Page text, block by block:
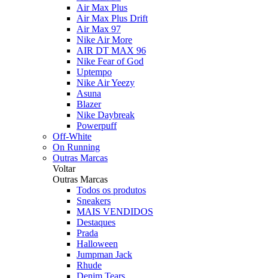
Air Max Plus
Air Max Plus Drift
Air Max 97
Nike Air More
AIR DT MAX 96
Nike Fear of God
Uptempo
Nike Air Yeezy
Asuna
Blazer
Nike Daybreak
Powerpuff
Off-White
On Running
Outras Marcas
Voltar
Outras Marcas
Todos os produtos
Sneakers
MAIS VENDIDOS
Destaques
Prada
Halloween
Jumpman Jack
Rhude
Denim Tears